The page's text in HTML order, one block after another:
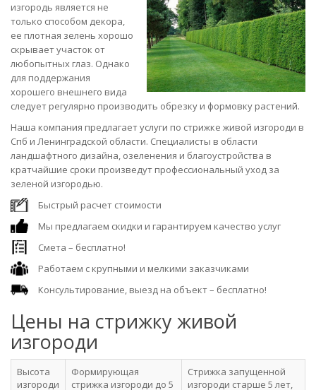
изгородь является не
только способом декора,
ее плотная зелень хорошо
скрывает участок от
любопытных глаз. Однако
для поддержания
хорошего внешнего вида
следует регулярно производить обрезку и формовку растений.
Наша компания предлагает услуги по стрижке живой изгороди в
Спб и Ленинградской области. Специалисты в области
ландшафтного дизайна, озеленения и благоустройства в
кратчайшие сроки произведут профессиональный уход за
зеленой изгородью.
Быстрый расчет стоимости
Мы предлагаем скидки и гарантируем качество услуг
Смета – бесплатно!
Работаем с крупными и мелкими заказчиками
Консультирование, выезд на объект – бесплатно!
Цены на стрижку живой
изгороди
Высота
изгороди
Формирующая
стрижка изгороди до 5
Стрижка запущенной
изгороди старше 5 лет,